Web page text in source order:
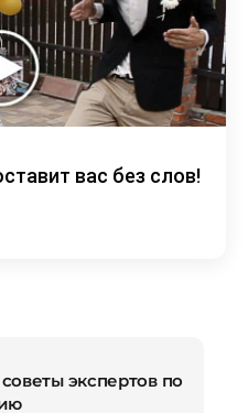
вас без слов!
экспертов по